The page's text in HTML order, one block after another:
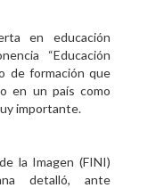
en educación
“Educación
de formación que
en un país como
importante.
la Imagen (FINI)
detalló, ante